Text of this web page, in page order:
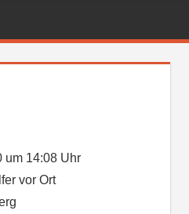
FEUERWEHR
um 14:08 Uhr
vor Ort